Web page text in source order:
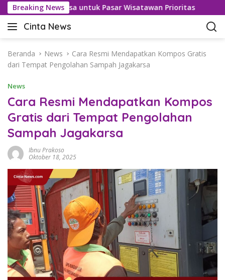
a
Breaking News
Bebas Visa untuk Pasar Wisatawan Prioritas
Cinta News
C
n
t
N
e
w
s
–
a
a
r
T
e
r
k
i
n
i
,
Beranda News
Cara Resmi Mendapatkan Kompos Gratis
dari Tempat Pengolahan Sampah Jagakarsa
News
Cara Resmi Mendapatkan Kompos
Gratis dari Tempat Pengolahan
Sampah Jagakarsa
Ibnu Prakoso
Oktober 18, 2025